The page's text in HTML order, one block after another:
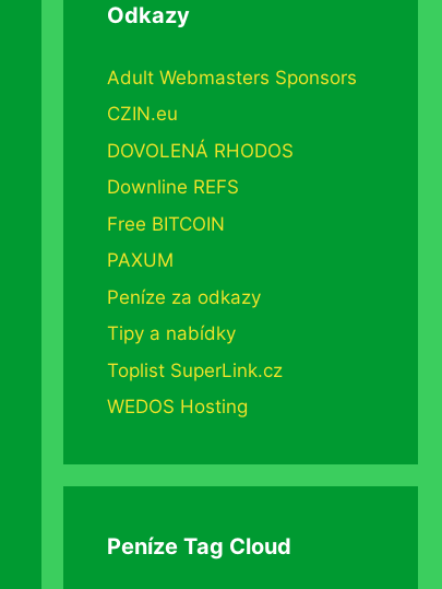
Odkazy
Adult Webmasters Sponsors
CZIN.eu
DOVOLENÁ RHODOS
Downline REFS
Free BITCOIN
PAXUM
Peníze za odkazy
Tipy a nabídky
Toplist SuperLink.cz
WEDOS Hosting
Peníze Tag Cloud